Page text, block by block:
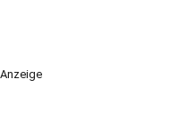
Anzeige